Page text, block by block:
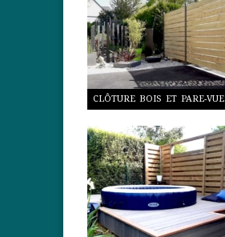
CLÔTURE BOIS ET PARE-VUE